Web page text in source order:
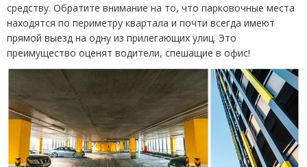
средству. Обратите внимание на то, что парковочные места
находятся по периметру квартала и почти всегда имеют
прямой выезд на одну из прилегающих улиц. Это
преимущество оценят водители, спешащие в офис!